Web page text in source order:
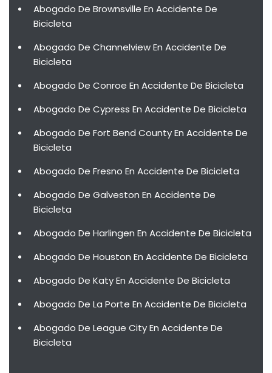
Abogado De Brownsville En Accidente De
Bicicleta
Abogado De Channelview En Accidente De
Bicicleta
Abogado De Conroe En Accidente De Bicicleta
Abogado De Cypress En Accidente De Bicicleta
Abogado De Fort Bend County En Accidente De
Bicicleta
Abogado De Fresno En Accidente De Bicicleta
Abogado De Galveston En Accidente De
Bicicleta
Abogado De Harlingen En Accidente De Bicicleta
Abogado De Houston En Accidente De Bicicleta
Abogado De Katy En Accidente De Bicicleta
Abogado De La Porte En Accidente De Bicicleta
Abogado De League City En Accidente De
Bicicleta